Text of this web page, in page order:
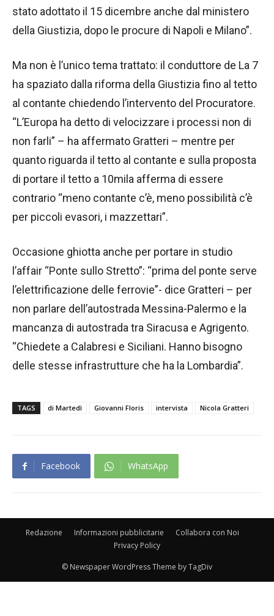
stato adottato il 15 dicembre anche dal ministero
della Giustizia, dopo le procure di Napoli e Milano”.
Ma non è l’unico tema trattato: il conduttore de La 7
ha spaziato dalla riforma della Giustizia fino al tetto
al contante chiedendo l’intervento del Procuratore.
“L’Europa ha detto di velocizzare i processi non di
non farli” – ha affermato Gratteri – mentre per
quanto riguarda il tetto al contante e sulla proposta
di portare il tetto a 10mila afferma di essere
contrario “meno contante c’è, meno possibilità c’è
per piccoli evasori, i mazzettari”.
Occasione ghiotta anche per portare in studio
l’affair “Ponte sullo Stretto”: “prima del ponte serve
l’elettrificazione delle ferrovie”- dice Gratteri – per
non parlare dell’autostrada Messina-Palermo e la
mancanza di autostrada tra Siracusa e Agrigento.
“Chiedete a Calabresi e Siciliani. Hanno bisogno
delle stesse infrastrutture che ha la Lombardia”.
TAGS di Martedì Giovanni Floris intervista Nicola Gratteri
Facebook WhatsApp
Redazione Informazioni pubblicitarie
Collabora con Noi
Privacy Policy
© Newspaper WordPress Theme by TagDiv